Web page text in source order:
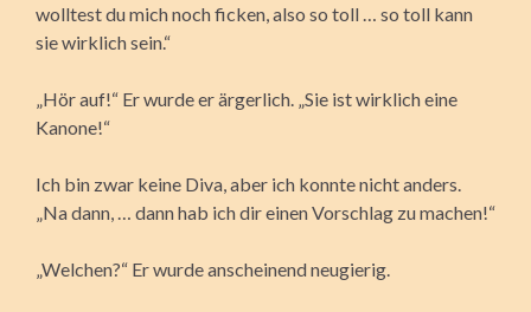
wolltest du mich noch ficken, also so toll … so toll kann
sie wirklich sein.“
„Hör auf!“ Er wurde er ärgerlich. „Sie ist wirklich eine
Kanone!“
Ich bin zwar keine Diva, aber ich konnte nicht anders.
„Na dann, … dann hab ich dir einen Vorschlag zu machen!“
„Welchen?“ Er wurde anscheinend neugierig.